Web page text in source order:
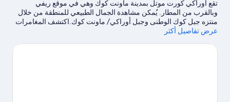
تقع أوراكي كورت موتل بمدينة ماونت كوك وهي في موقع ريفي
وبالقرب من المطار. يُمكن مشاهدة الجمال الطبيعي للمنطقة من خلال
منتزه جبل كوك الوطنى وجبل أوراكي/ ماونت كوك.اكتشف المغامرات
المائية في المنطقة من خلال ركوب قوارب التجديف وجولات بالقارب
للمشي/ للدراجات وتسلق الصخور.
تفضل بزيارة أدلتنا للسفر إلى ماونت
عرض تفاصيل أكثر